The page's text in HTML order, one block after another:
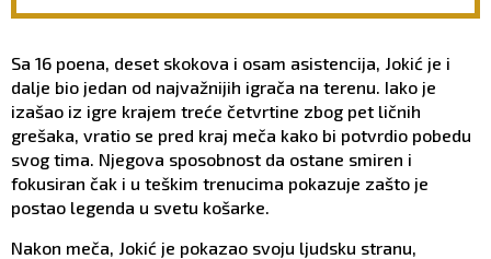
Sa 16 poena, deset skokova i osam asistencija, Jokić je i
dalje bio jedan od najvažnijih igrača na terenu. Iako je
izašao iz igre krajem treće četvrtine zbog pet ličnih
grešaka, vratio se pred kraj meča kako bi potvrdio pobedu
svog tima. Njegova sposobnost da ostane smiren i
fokusiran čak i u teškim trenucima pokazuje zašto je
postao legenda u svetu košarke.
Nakon meča, Jokić je pokazao svoju ljudsku stranu,